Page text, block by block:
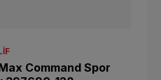
Command Spor